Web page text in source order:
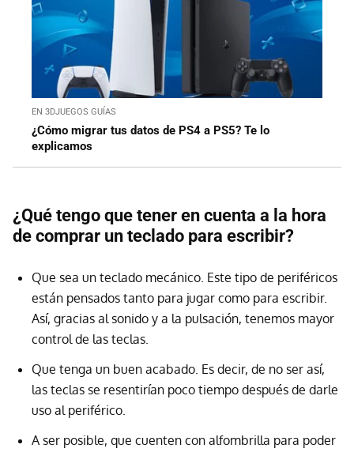
EN 3DJUEGOS GUÍAS
¿Cómo migrar tus datos de PS4 a PS5? Te lo
explicamos
¿Qué tengo que tener en cuenta a la hora
de comprar un teclado para escribir?
Que sea un teclado mecánico. Este tipo de periféricos
están pensados tanto para jugar como para escribir.
Así, gracias al sonido y a la pulsación, tenemos mayor
control de las teclas.
Que tenga un buen acabado. Es decir, de no ser así,
las teclas se resentirían poco tiempo después de darle
uso al periférico.
A ser posible, que cuenten con alfombrilla para poder